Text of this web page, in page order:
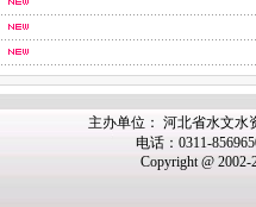
主办单位： 河北省水文水
电话：0311-
Copyright @ 2002-